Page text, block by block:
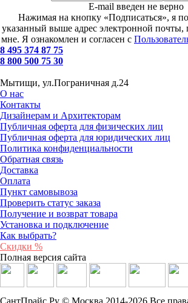
E-mail введен не верно
Нажимая на кнопку «Подписаться», я
указанный выше адрес электронной
мне. Я ознакомлен и согласен с
8 495 374 87 75
8 800 500 75 30
Мытищи, ул.Пограничная д.24
О нас
Контакты
Дизайнерам и Архитекторам
Публичная оферта для физических лиц
Публичная оферта для юридических лиц
Политика конфиденциальности
Обратная связь
Доставка
Оплата
Пункт самовывоза
Проверить статус заказа
Получение и возврат товара
Установка и подключение
Как выбрать?
Скидки %
Полная версия сайта
СантПрайс Ру © Москва 2014-2026 Все